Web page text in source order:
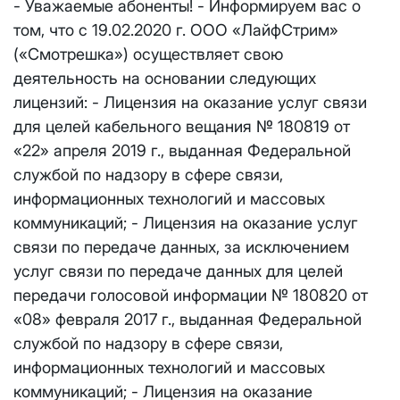
- Уважаемые абоненты! - Информируем вас о
том, что с 19.02.2020 г. ООО «ЛайфСтрим»
(«Смотрешка») осуществляет свою
деятельность на основании следующих
лицензий: - Лицензия на оказание услуг связи
для целей кабельного вещания № 180819 от
«22» апреля 2019 г., выданная Федеральной
службой по надзору в сфере связи,
информационных технологий и массовых
коммуникаций; - Лицензия на оказание услуг
связи по передаче данных, за исключением
услуг связи по передаче данных для целей
передачи голосовой информации № 180820 от
«08» февраля 2017 г., выданная Федеральной
службой по надзору в сфере связи,
информационных технологий и массовых
коммуникаций; - Лицензия на оказание
Телевидение
Аренда оборудования
Отправить
Я даюсогласие на обработку персональных данных
соответствии сПолитикой в отношении обработки
персональных данных
КС 300
НП20
КС 500
НП30
НП50
НП100
Стандарт
МойДом100
Email*
Адрес подключения *
Отправить
Я даюсогласие на обработку персональных данныхв
соответствии с Политикой в отношении обработки
персональных данных
Email *
Отправить
Я даюсогласие на обработку персональных данныхв
соответствии сПолитикой в отношении обработки
персональных данных
Выделение публичного IP адреса один раз
осуществляется бесплатно, за каждое
последующее выделение публичного IP адреса с
лицевого счета единовременно списывается
рублей.